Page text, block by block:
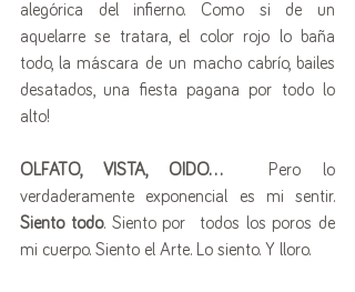
alegórica del infierno. Como si de un
aquelarre se tratara, el color rojo lo baña
todo, la máscara de un macho cabrío, bailes
desatados, una fiesta pagana por todo lo
alto!
OLFATO, VISTA, OIDO... Pero lo
Siento todo. Siento por  todos los poros de
mi cuerpo. Siento el Arte. Lo siento. Y lloro.